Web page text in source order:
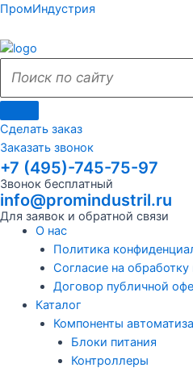
Перейти
содержимому
ПромИндустрия
Поиск
сайту
Поиск
Сделать заказ
Заказать звонок
+7 (495)-745-75-97
Звонок бесплатный
info@promindustril.ru
Для заявок и обратной связи
Меню
О нас
Политика
Согласие на
Договор публичной
Каталог
Компоненты
Блоки питания
Контроллеры
Поиск
сайту
Поиск
Меню